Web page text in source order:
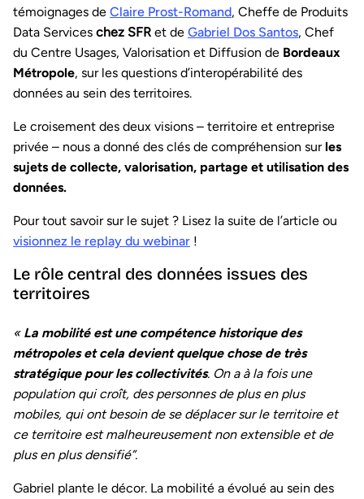
témoignages de Claire Prost-Romand, Cheffe de Produits
Data Services chez SFR et de Gabriel Dos Santos, Chef
du Centre Usages, Valorisation et Diffusion de Bordeaux
Métropole, sur les questions d’interopérabilité des
données au sein des territoires.
Le croisement des deux visions – territoire et entreprise
privée – nous a donné des clés de compréhension surles
sujets de collecte, valorisation, partage et utilisation des
données.
Pour tout savoir sur le sujet ? Lisez la suite de l’article ou
visionnez le replay du webinar !
Le rôle central des données issues des
territoires
« La mobilité est une compétence historique des
métropoles et cela devient quelque chose de très
stratégique pour les collectivités. On a à la fois une
population qui croît, des personnes de plus en plus
mobiles, qui ont besoin de se déplacer sur le territoire et
ce territoire est malheureusement non extensible et de
plus en plus densifié”.
Gabriel plante le décor. La mobilité a évolué au sein des